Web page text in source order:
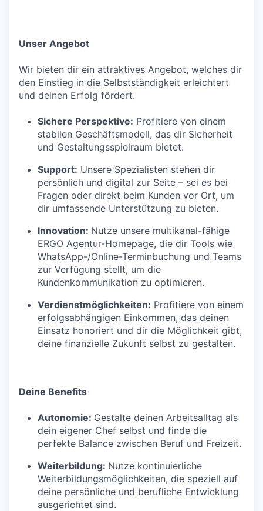
Unser Angebot
Wir bieten dir ein attraktives Angebot, welches dir
den Einstieg in die Selbstständigkeit erleichtert
und deinen Erfolg fördert.
Sichere Perspektive: Profitiere von einem
stabilen Geschäftsmodell, das dir Sicherheit
und Gestaltungsspielraum bietet.
Support: Unsere Spezialisten stehen dir
persönlich und digital zur Seite – sei es bei
Fragen oder direkt beim Kunden vor Ort, um
dir umfassende Unterstützung zu bieten.
Innovation: Nutze unsere multikanal-fähige
ERGO Agentur-Homepage, die dir Tools wie
WhatsApp-/Online-Terminbuchung und Teams
zur Verfügung stellt, um die
Kundenkommunikation zu optimieren.
Verdienstmöglichkeiten: Profitiere von einem
erfolgsabhängigen Einkommen, das deinen
Einsatz honoriert und dir die Möglichkeit gibt,
deine finanzielle Zukunft selbst zu gestalten.
Deine Benefits
Autonomie: Gestalte deinen Arbeitsalltag als
dein eigener Chef selbst und finde die
perfekte Balance zwischen Beruf und Freizeit.
Weiterbildung: Nutze kontinuierliche
Weiterbildungsmöglichkeiten, die speziell auf
deine persönliche und berufliche Entwicklung
ausgerichtet sind.